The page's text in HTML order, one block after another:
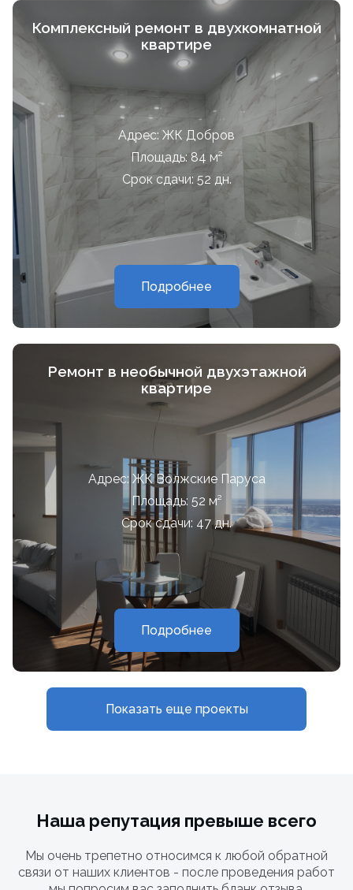
Комплексный ремонт в двухкомнатной
квартире
Адрес: ЖК Добров
Площадь: 84 м²
Срок сдачи: 52 дн.
Подробнее
Ремонт в необычной двухэтажной
квартире
Адрес: ЖК Волжские Паруса
Площадь: 52 м²
Срок сдачи: 47 дн.
Подробнее
Показать еще проекты
Наша репутация превыше всего
Мы очень трепетно относимся к любой обратной
связи от наших клиентов - после проведения работ